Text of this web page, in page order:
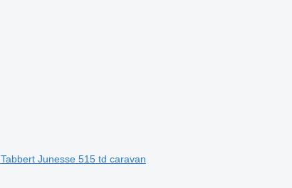
Tabbert Junesse 515 td caravan